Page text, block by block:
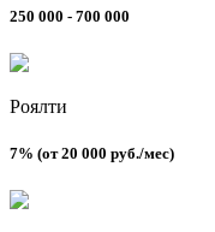
250 000 - 700 000
Роялти
7% (от 20 000 руб./мес)